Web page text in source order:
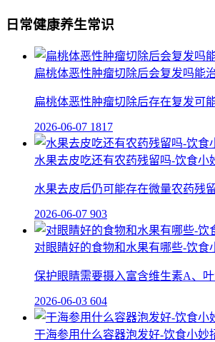
日常健康养生常识
扁桃体恶性肿瘤切除后会复发吗能
扁桃体恶性肿瘤切除后存在复发可
2026-06-07 1817
水果去皮吃还有农药残留吗-饮食小
水果去皮后仍可能存在微量农药残
2026-06-07 903
对眼睛好的食物和水果有哪些-饮食
保护眼睛需要摄入富含维生素A、
2026-06-03 604
干海参用什么容器泡发好-饮食小妙